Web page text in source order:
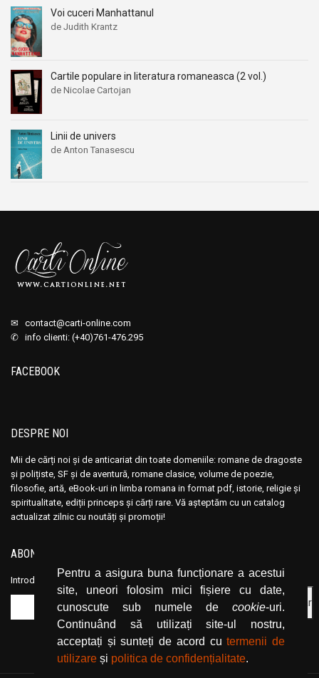
Pentru a asigura buna funcționare a acestui
site, uneori folosim mici fișiere cu date,
cunoscute sub numele de cookie-uri.
Continuând să utilizați site-ul nostru,
acceptați și sunteți de acord cutermenii de
utilizare și politica de confidențialitate.
Voi cuceri Manhattanul
de Judith Krantz
Cartile populare in literatura romaneasca (2 vol.)
de Nicolae Cartojan
Linii de univers
de Anton Tanasescu
✉ contact@carti-online.com
✆ info clienti: (+40)761-476.295
FACEBOOK
DESPRE NOI
Mii de cărți noi și de anticariat din toate domeniile: romane de dragoste
și polițiste, SF și de aventură, romane clasice, volume de poezie,
filosofie, artă, eBook-uri in limba romana in format pdf, istorie, religie și
spiritualitate, ediții princeps și cărți rare. Vă așteptăm cu un catalog
actualizat zilnic cu noutăți și promoții!
ABONEAZĂ-TE LA NEWSLETTER
Introduceți adresa dvs. de email și dați click pe butonul de abonare.